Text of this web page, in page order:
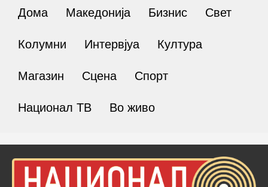
Дома Македонија Бизнис Свет
Колумни Интервјуа Култура
Магазин Сцена Спорт
Национал ТВ Во живо